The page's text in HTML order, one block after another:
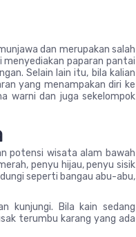
dan merupakan salah
paparan pantai
Selain lain itu, bila kalian
yang menampakan diri ke
warni dan juga sekelompok
potensi wisata alam bawah
penyu hijau, penyu sisik
seperti bangau abu-abu,
kunjungi. Bila kain sedang
terumbu karang yang ada